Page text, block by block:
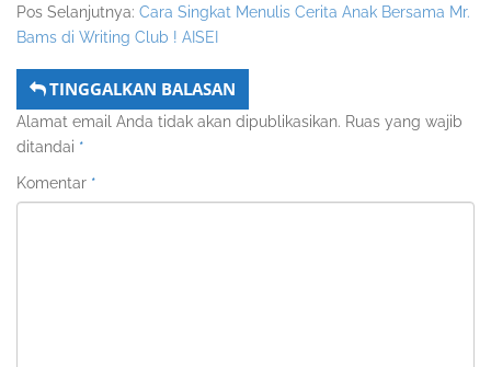
Pos Selanjutnya: Cara Singkat Menulis Cerita Anak Bersama Mr.
Bams di Writing Club ! AISEI
TINGGALKAN BALASAN
Alamat email Anda tidak akan dipublikasikan. Ruas yang wajib
ditandai *
Komentar *